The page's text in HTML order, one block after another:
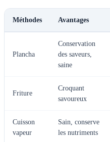
Méthodes Avantages
Plancha
Conservation
des saveurs,
saine
Friture
Croquant
savoureux
Cuisson
vapeur
Sain, conserve
les nutriments